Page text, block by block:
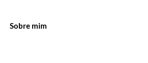
Sobre mim